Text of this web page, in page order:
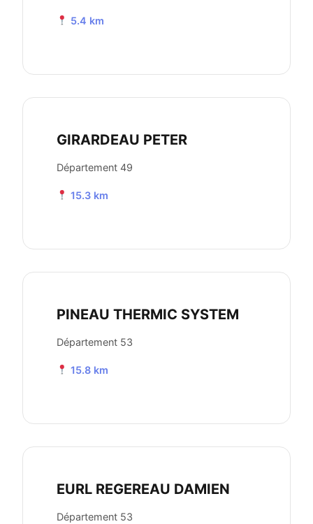
5.4 km
GIRARDEAU PETER
Département 49
15.3 km
PINEAU THERMIC SYSTEM
Département 53
15.8 km
EURL REGEREAU DAMIEN
Département 53